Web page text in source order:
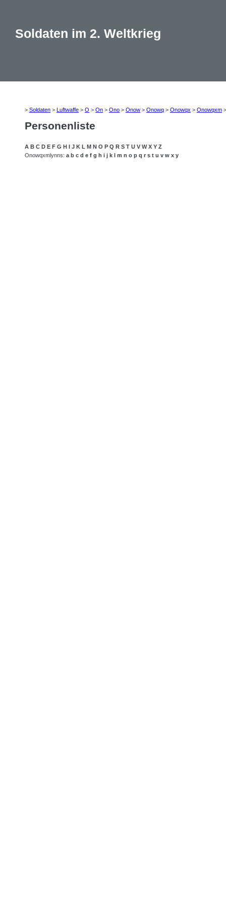
Soldaten im 2. Weltkrieg
> Soldaten > Luftwaffe > O > On > Ono > Onow > Onowq > Onowqx > Onowqxm
Personenliste
A B C D E F G H I J K L M N O P Q R S T U V W X Y Z
Onowqxmlynns: a b c d e f g h i j k l m n o p q r s t u v w x y